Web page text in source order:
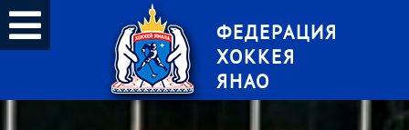
ФЕДЕРАЦИЯ
ХОККЕЯ
ЯНАО